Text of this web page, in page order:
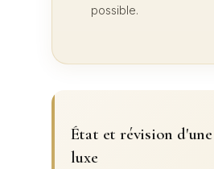
possible.
État et révision
luxe